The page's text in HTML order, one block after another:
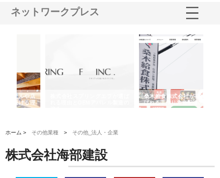
ネットワークプレス
株式会社スプリングエフが選ば
れる理由とOEMアパレル製造の
強み
桑木給食株式会社が福山市で選
ばれる手作り弁当配達の理由
ホーム > その他業種 > その他_法人・企業
株式会社海部建設